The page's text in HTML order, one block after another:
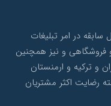
آرنیک با بیش از 10 سال سابقه در امر تبلیغات
فروشگاهی و نیز همچنین
و ترکیه و ارمنستان
رضایت اکثر مشتریان